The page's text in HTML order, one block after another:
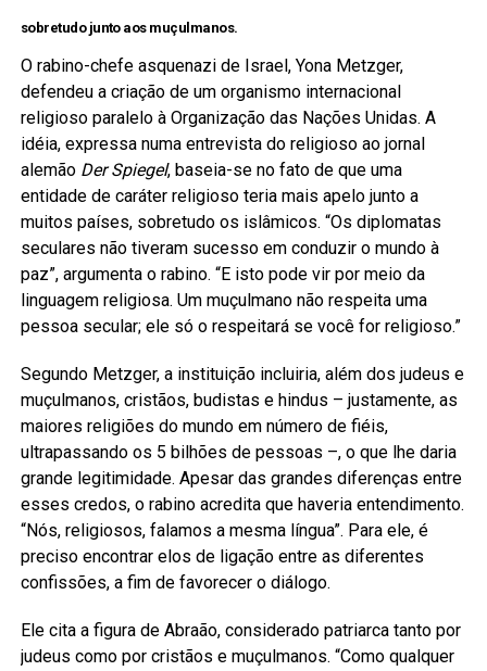
sobretudo junto aos muçulmanos.
O rabino-chefe asquenazi de Israel, Yona Metzger,
defendeu a criação de um organismo internacional
religioso paralelo à Organização das Nações Unidas. A
idéia, expressa numa entrevista do religioso ao jornal
alemão Der Spiegel, baseia-se no fato de que uma
entidade de caráter religioso teria mais apelo junto a
muitos países, sobretudo os islâmicos. “Os diplomatas
seculares não tiveram sucesso em conduzir o mundo à
paz”, argumenta o rabino. “E isto pode vir por meio da
linguagem religiosa. Um muçulmano não respeita uma
pessoa secular; ele só o respeitará se você for religioso.”
Segundo Metzger, a instituição incluiria, além dos judeus e
muçulmanos, cristãos, budistas e hindus – justamente, as
maiores religiões do mundo em número de fiéis,
ultrapassando os 5 bilhões de pessoas –, o que lhe daria
grande legitimidade. Apesar das grandes diferenças entre
esses credos, o rabino acredita que haveria entendimento.
“Nós, religiosos, falamos a mesma língua”. Para ele, é
preciso encontrar elos de ligação entre as diferentes
confissões, a fim de favorecer o diálogo.
Ele cita a figura de Abraão, considerado patriarca tanto por
judeus como por cristãos e muçulmanos. “Como qualquer